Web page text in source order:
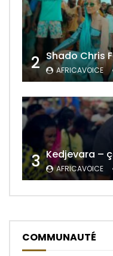
2 AFRICAVOICE
3 Kedjevara –
AFRICAVOICE
COMMUNAUTÉ